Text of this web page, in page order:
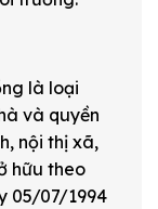
là loại
và quyền
nội thị xã,
hữu theo
05/07/1994